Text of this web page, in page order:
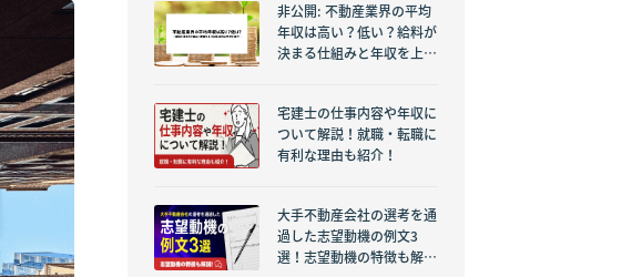
非公開: 不動産業界の平均
年収は高い？低い？給料が
決まる仕組みと年収を上げ
宅建士の仕事内容や年収に
ついて解説！就職・転職に
有利な理由も紹介！
大手不動産会社の選考を通
過した志望動機の例文3
選！志望動機の特徴も解